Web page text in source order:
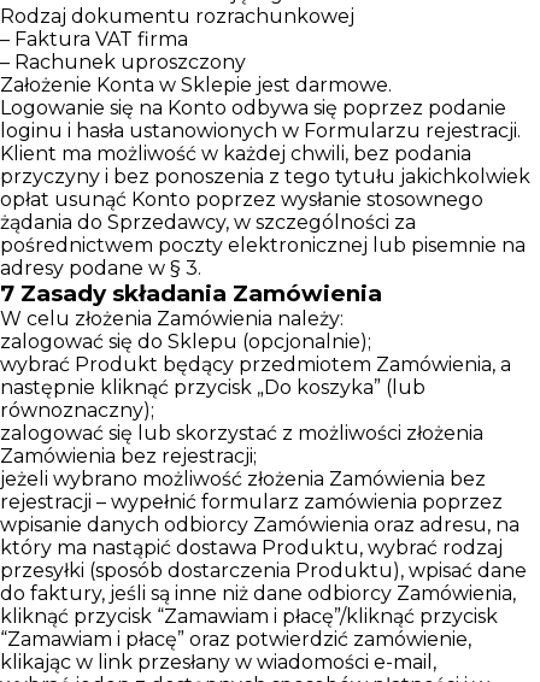
Rodzaj dokumentu rozrachunkowej
– Faktura VAT firma
– Rachunek uproszczony
Założenie Konta w Sklepie jest darmowe.
Logowanie się na Konto odbywa się poprzez podanie
loginu i hasła ustanowionych w Formularzu rejestracji.
Klient ma możliwość w każdej chwili, bez podania
przyczyny i bez ponoszenia z tego tytułu jakichkolwiek
opłat usunąć Konto poprzez wysłanie stosownego
żądania do Sprzedawcy, w szczególności za
pośrednictwem poczty elektronicznej lub pisemnie na
adresy podane w § 3.
7 Zasady składania Zamówienia
W celu złożenia Zamówienia należy:
zalogować się do Sklepu (opcjonalnie);
wybrać Produkt będący przedmiotem Zamówienia, a
następnie kliknąć przycisk „Do koszyka” (lub
równoznaczny);
zalogować się lub skorzystać z możliwości złożenia
Zamówienia bez rejestracji;
jeżeli wybrano możliwość złożenia Zamówienia bez
rejestracji – wypełnić formularz zamówienia poprzez
wpisanie danych odbiorcy Zamówienia oraz adresu, na
który ma nastąpić dostawa Produktu, wybrać rodzaj
przesyłki (sposób dostarczenia Produktu), wpisać dane
do faktury, jeśli są inne niż dane odbiorcy Zamówienia,
kliknąć przycisk “Zamawiam i płacę”/kliknąć przycisk
“Zamawiam i płacę” oraz potwierdzić zamówienie,
klikając w link przesłany w wiadomości e-mail,